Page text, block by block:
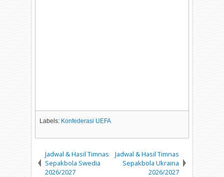
Labels: Konfederasi UEFA
Jadwal & Hasil Timnas
Sepakbola Swedia
2026/2027
Jadwal & Hasil Timnas
Sepakbola Ukraina
2026/2027